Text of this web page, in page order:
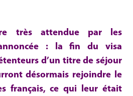
très attendue par les
: la fin du visa
d’un titre de séjour
désormais rejoindre le
français, ce qui leur était